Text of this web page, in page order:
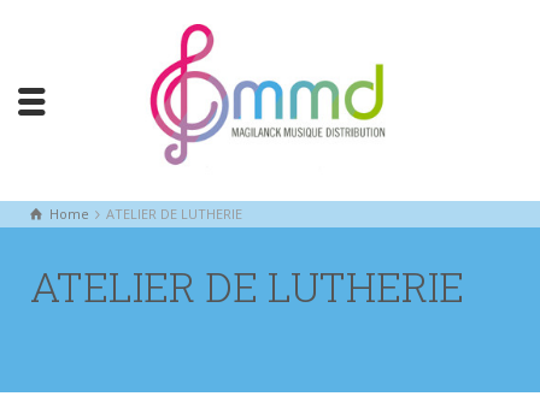
Home ATELIER DE LUTHERIE
ATELIER DE LUTHERIE